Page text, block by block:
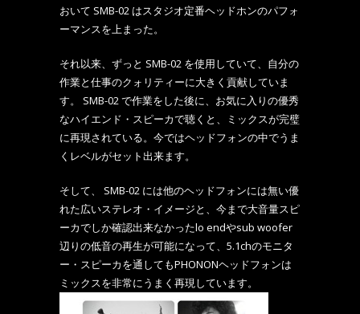
おいて SMB-02 はスタジオ定番ヘッドホンのパフォ
ーマンスを上まった。
それ以来、ずっと SMB-02 を使用していて、自分の
作業と仕事のクォリティーに大きく貢献していま
す。 SMB-02 で作業をした後に、お気に入りの優秀
なハイエンド・スピーカで聴くと、ミックスが完璧
に再現されている。今ではヘッドフォンの中でうま
くレベルがセット出来ます。
そして、 SMB-02 には他のヘッドフォンには無い優
れた広いステレオ・イメージと、今まで大音量スピ
ーカでしか確認出来なかったlo endやsub woofer
辺りの低音の再生が可能になって、5.1chのモニタ
ー・スピーカを通してもPHONONヘッドフォンは
ミックスを非常にうまく再現しています。